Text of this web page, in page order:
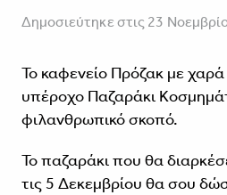
Δημοσιεύτηκε στις 23
Το καφενείο Πρόζακ με χαρά
υπέροχο Παζαράκι
φιλανθρωπικό σκοπό.
Το παζαράκι που θα
τις 5 Δεκεμβρίου θα σου